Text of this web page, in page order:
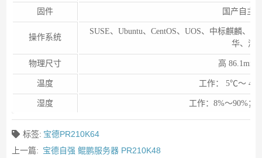
固件 国产自主
操作系统
SUSE、Ubuntu、CentOS、UOS、中标麒麟、
华、湖
物理尺寸 高
温度 工作： 5℃～
湿度 工作：8%～90%；
标签: 宝德PR210K64
上一篇: 宝德自强 鲲鹏服务器 PR210K48